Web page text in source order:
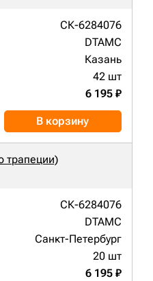
СК-6284076
DTAMC
Казань
42 шт
6 195 ₽
В корзину
трапеции)
СК-6284076
DTAMC
Санкт-Петербург
20 шт
6 195 ₽